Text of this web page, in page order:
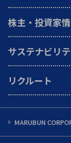
株主・投資家情
サステナビリ
リクルート
MARUBUN